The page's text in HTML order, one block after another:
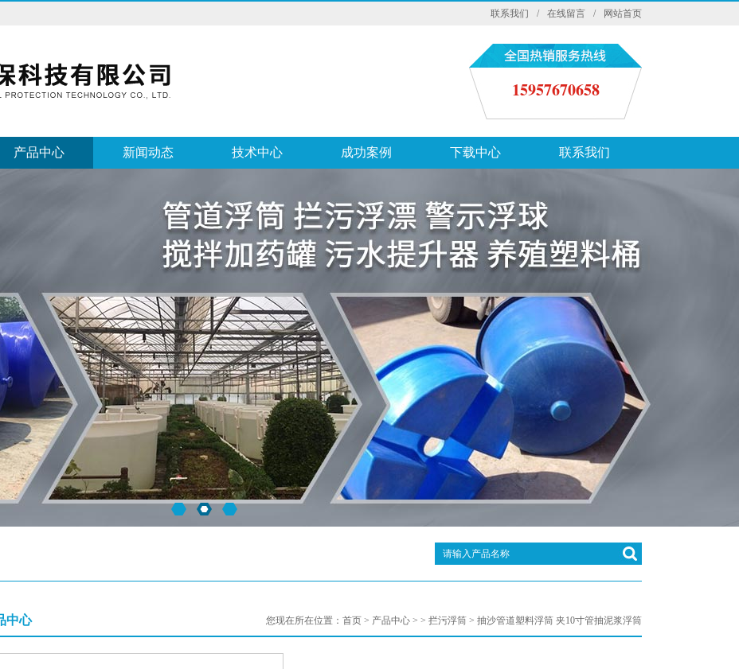
联系我们 / 在线留言 / 网站首页
15957670658
产品中心 新闻动态 技术中心 成功案例 下载中心 联系我们
中心 您现在所在位置： 首页 > 产品中心 > > 拦污浮筒 > 抽沙管道塑料浮筒 夹10寸管抽泥浆浮筒